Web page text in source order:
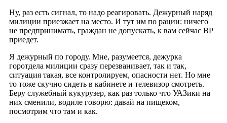
Ну, раз есть сигнал, то надо реагировать. Дежурный наряд
милиции приезжает на место. И тут им по рации: ничего
не предпринимать, граждан не допускать, к вам сейчас ВР
приедет.
Я дежурный по городу. Мне, разумеется, дежурка
горотдела милиции сразу перезванивает, так и так,
ситуация такая, все контролируем, опасности нет. Но мне
то тоже скучно сидеть в кабинете и телевизор смотреть.
Беру служебный кукурузер, как раз только что УАЗики на
них сменили, водиле говорю: давай на пищеком,
посмотрим что там и как.